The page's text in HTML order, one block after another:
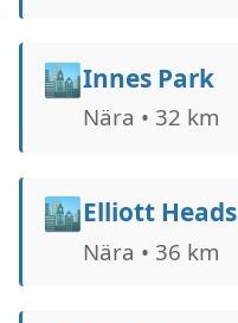
🏙️Innes Park
Nära • 32 km
🏙️Elliott Heads
Nära • 36 km